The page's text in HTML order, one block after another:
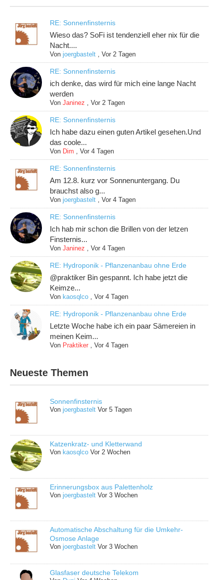
RE: Sonnenfinsternis
Wieso das? SoFi ist tendenziell eher nix für die
Nacht....
Vonjoergbastelt ,Vor 2 Tagen
RE: Sonnenfinsternis
ich denke, das wird für mich eine lange Nacht
werden
VonJaninez ,Vor 2 Tagen
RE: Sonnenfinsternis
Ich habe dazu einen guten Artikel gesehen.Und
das coole...
Von Dim ,Vor 4 Tagen
RE: Sonnenfinsternis
Am 12.8. kurz vor Sonnenuntergang. Du
brauchst also g...
Vonjoergbastelt ,Vor 4 Tagen
RE: Sonnenfinsternis
Ich hab mir schon die Brillen von der letzen
Finsternis...
VonJaninez ,Vor 4 Tagen
RE: Hydroponik - Pflanzenanbau ohne Erde
@praktiker Bin gespannt. Ich habe jetzt die
Keimze...
Von kaosqlco ,Vor 4 Tagen
RE: Hydroponik - Pflanzenanbau ohne Erde
Letzte Woche habe ich ein paar Sämereien in
meinen Keim...
Von Praktiker ,Vor 4 Tagen
Neueste Themen
Sonnenfinsternis
Vonjoergbastelt Vor 5 Tagen
Katzenkratz- und Kletterwand
Von kaosqlco Vor 2 Wochen
Erinnerungsbox aus Palettenholz
Vonjoergbastelt Vor 3 Wochen
Automatische Abschaltung für die Umkehr-
Osmose Anlage
Vonjoergbastelt Vor 3 Wochen
Glasfaser deutsche Telekom